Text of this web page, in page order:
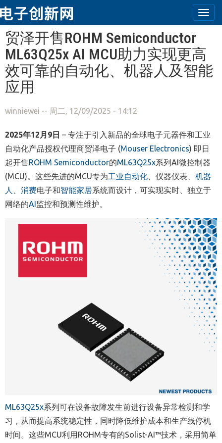
跳转到主要内容
贸泽开售ROHM Semiconductor
ML63Q25x AI MCU助力实现更高
效可靠的自动化、机器人及智能
应用
winniewei -- 周二, 12/09/2025 - 14:12
2025年12 月 9日 – 专注于引入新品的全球电子元器件和工业
自动化产品授权代理商贸泽电子 (Mouser Electronics) 即日
起开售ROHM Semiconductor的ML63Q25x系列AI微控制器
(MCU)。 这些先进的MCU专为工业自动化 、仪器仪表、 机器
人
消费电子和智能家居系统而设计，可实现实时、独立于
网络的AI监控和预测性维护。
ML63Q25x系列可在设备故障发生前进行设备异常检测和学
习，从而提高系统稳定性，同时降低维护成本和生产线停机
时间。这些MCU利用 ROHM专有的Solist-AI™技术，采用简单